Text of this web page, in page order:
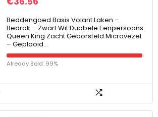
Beddengoed Basis Volant Laken –
Bedrok – Zwart Wit Dubbele Eenpersoons
Queen King Zacht Geborsteld Microvezel
– Geplooid…
Already Sold: 99%